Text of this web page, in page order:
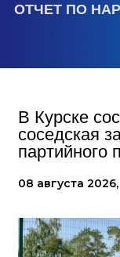
ОТЧЕТ ПО
В Курске
соседская
08 августа 2026,